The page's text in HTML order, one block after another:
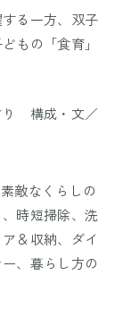
る一方、双子
もの「食育」
り 構成・文／
敵なくらしの
時短掃除、洗
＆収納、ダイ
、暮らし方の